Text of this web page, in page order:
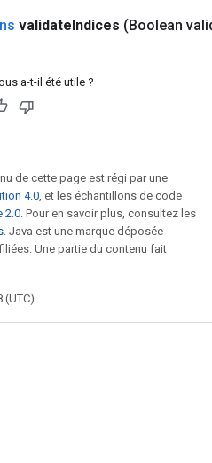
validateIndices (Boolean
a-t-il été utile ?
de cette page est régi par une
4.0, et les échantillons de code
2.0. Pour en savoir plus, consultez les
. Java est une marque déposée
Une partie du contenu fait
(UTC).